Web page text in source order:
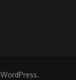
WordPress.